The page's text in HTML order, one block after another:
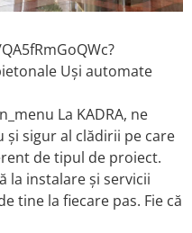
Uși automate
La KADRA, ne
și sigur al clădirii pe care
de tipul de proiect.
la instalare și servicii
tine la fiecare pas. Fie că